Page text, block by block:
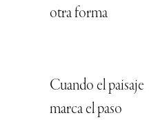
otra forma
Cuando el paisaje
marca el paso